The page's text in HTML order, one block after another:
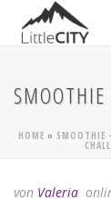
HOME » SMOOTHIE
von Valeria